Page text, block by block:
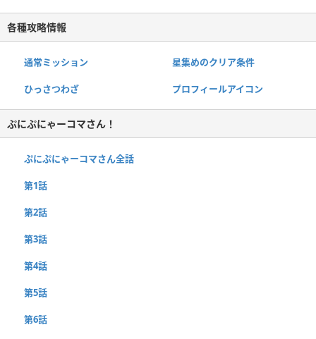
各種攻略情報
通常ミッション 星集めのクリア条件
ひっさつわざ プロフィールアイコン
ぷにぷにゃーコマさん！
ぷにぷにゃーコマさん全話
第1話
第2話
第3話
第4話
第5話
第6話